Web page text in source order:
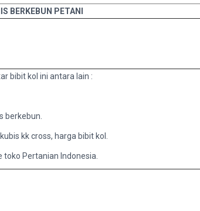
BERKEBUN PETANI
bibit kol ini antara lain :
berkebun.
kk cross, harga bibit kol.
Pertanian Indonesia.